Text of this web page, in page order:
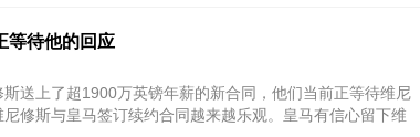
等待他的回应
送上了超1900万英镑年薪的新合同，他们当前正等待维尼
修斯与皇马签订续约合同越来越乐观。皇马有信心留下维